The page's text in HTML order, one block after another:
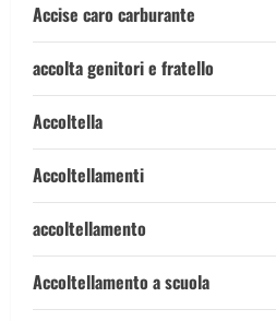
Accise caro carburante
accolta genitori e fratello
Accoltella
Accoltellamenti
accoltellamento
Accoltellamento a scuola